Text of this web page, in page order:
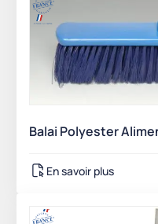
Balai Polyester
En savoir plus